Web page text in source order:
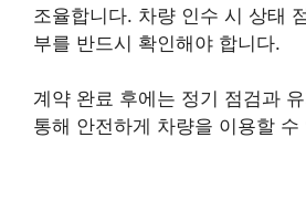
조율합니다. 차량 인수 시 상태
부를 반드시 확인해야 합니다.
계약 완료 후에는 정기 점검과
통해 안전하게 차량을 이용할 수